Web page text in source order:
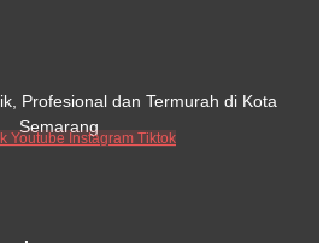
Profesional dan Termurah di Kota
Semarang
Youtube Instagram Tiktok